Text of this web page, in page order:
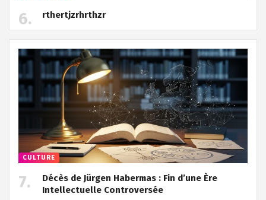
rthertjzrhrthzr
CULTURE
Décès de Jürgen Habermas : Fin d’une Ère
Intellectuelle Controversée